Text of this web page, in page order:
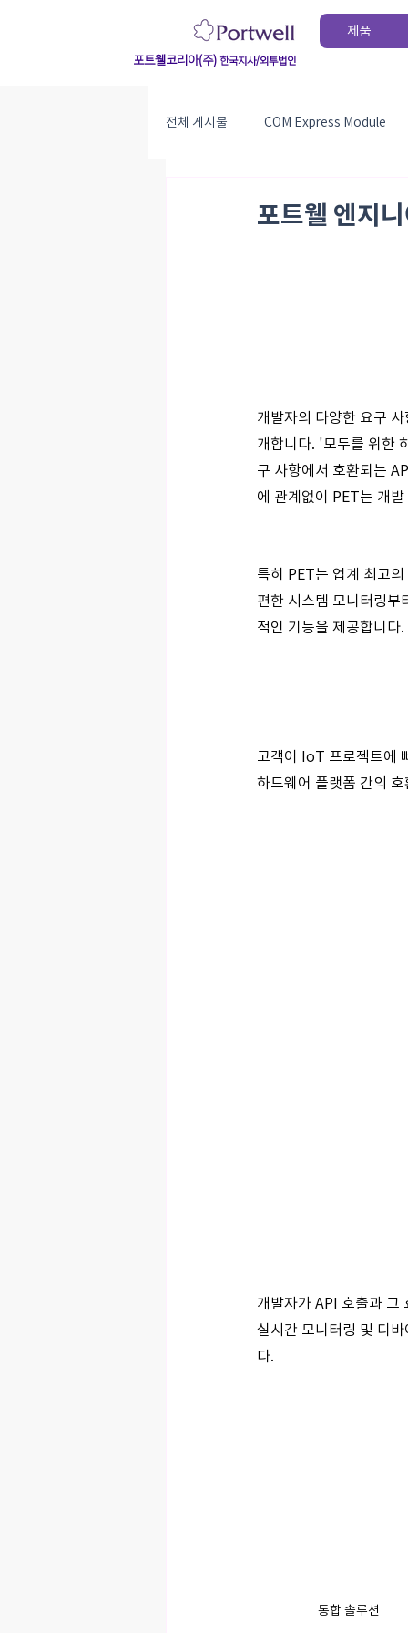
제품
포트웰코리아(주) 한국지사/외투법인
전체 게시물 COM Express Module
포트웰 엔지
개발자의 다양한 요구
개합니다. '모두를 위한
구 사항에서 호환되는
에 관계없이 PET는 개
특히 PET는 업계 최고
편한 시스템 모니터링
적인 기능을 제공합니
고객이 IoT 프로젝트에
하드웨어 플랫폼 간의
개발자가 API 호출과 그
실시간 모니터링 및 디
다.
통합 솔루션